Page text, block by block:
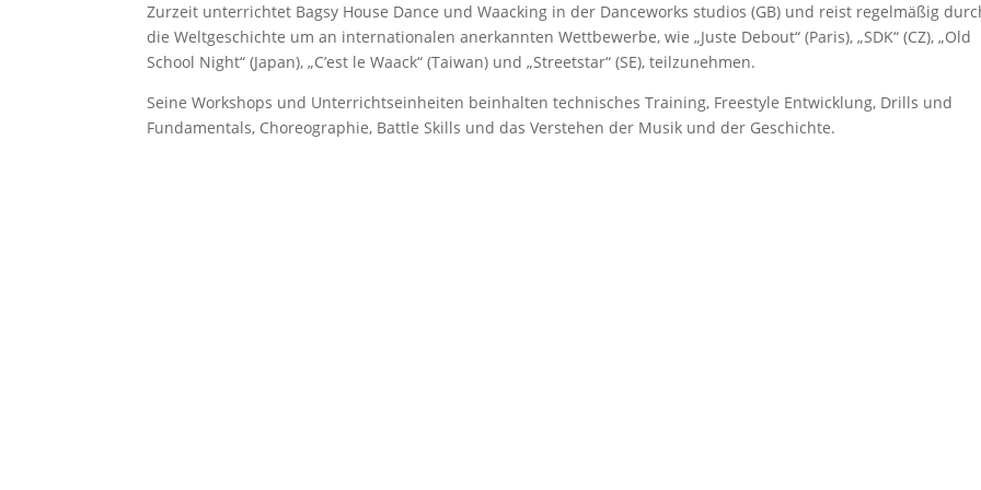
Zurzeit unterrichtet Bagsy House Dance und Waacking in der Danceworks studios (GB) und reist regelmäßig
die Weltgeschichte um an internationalen anerkannten Wettbewerbe, wie „Juste Debout“ (Paris), „SDK“ (CZ), „Old
School Night“ (Japan), „C’est le Waack“ (Taiwan) und „Streetstar“ (SE), teilzunehmen.
Seine Workshops und Unterrichtseinheiten beinhalten technisches Training, Freestyle Entwicklung, Drills und
Fundamentals, Choreographie, Battle Skills und das Verstehen der Musik und der Geschichte.